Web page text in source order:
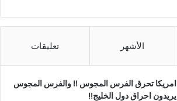
الأشهر تعليقات
امريكا تحرق الفرس المجوس !! والفرس المجوس
يريدون احراق دول الخليج!!